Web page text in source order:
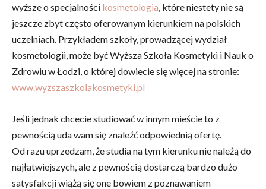
wyższe o specjalności kosmetologia , które niestety nie są
jeszcze zbyt często oferowanym kierunkiem na polskich
uczelniach. Przykładem szkoły, prowadzącej wydział
kosmetologii, może być Wyższa Szkoła Kosmetyki i Nauk o
Zdrowiu w Łodzi, o której dowiecie się więcej na stronie:
www.wyzszaszkolakosmetyki.pl
Jeśli jednak chcecie studiować w innym mieście to z
pewnością uda wam się znaleźć odpowiednią ofertę.
Od razu uprzedzam, że studia na tym kierunku nie należą do
najłatwiejszych, ale z pewnością dostarczą bardzo dużo
satysfakcji wiążą się one bowiem z poznawaniem